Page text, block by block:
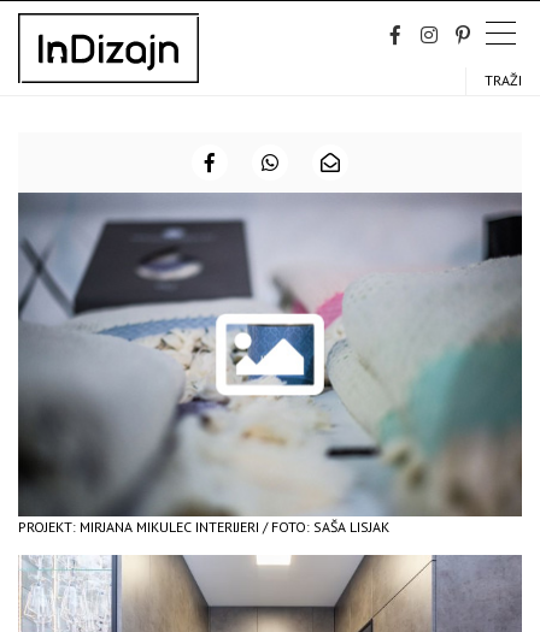
Skip
content
TRAŽI
PROJEKT: MIRJANA MIKULEC INTERIJERI / FOTO: SAŠA LISJAK